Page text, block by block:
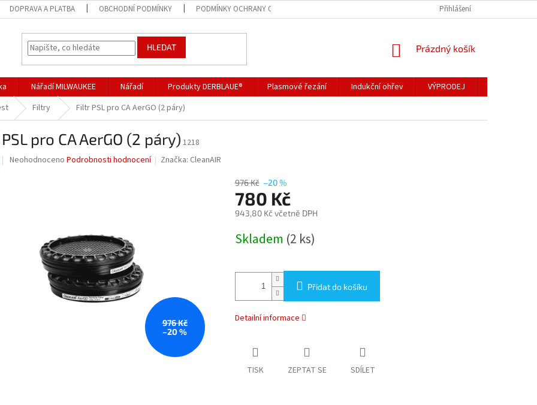
DOPRAVA A PLATBA OBCHODNÍ PODMÍNKY PODMÍNKY OCHRANY OSOBNÍCH ÚDAJŮ Přihlášení
HLEDAT
NÁKUPNÍ
Prázdný košík
Nářadí MILWAUKEE Nářadí Produkty DERBLAUE® Plasmové řezání Indukční ohřev VÝPRODEJ
Filtry Filtr PSL pro CA AerGO (2 páry)
pro CA AerGO (2 páry) 1218
Průměrné
Neohodnoceno Podrobnosti hodnocení Značka: CleanAIR
976 Kč
–20 %
976 Kč –20 %
780 Kč
943,80 Kč včetně DPH
cena:
Skladem (2 ks)
Přidat do košíku
Detailní informace
TISK ZEPTAT SE SDÍLET